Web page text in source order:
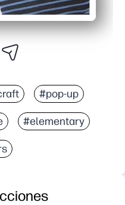
#pop-up
#elementary